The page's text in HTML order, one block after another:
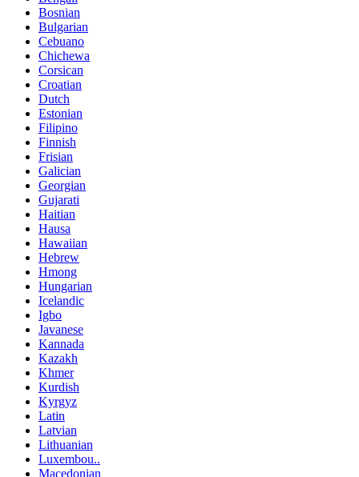
Bosnian
Bulgarian
Cebuano
Chichewa
Corsican
Croatian
Dutch
Estonian
Filipino
Finnish
Frisian
Galician
Georgian
Gujarati
Haitian
Hausa
Hawaiian
Hebrew
Hmong
Hungarian
Icelandic
Igbo
Javanese
Kannada
Kazakh
Khmer
Kurdish
Kyrgyz
Latin
Latvian
Lithuanian
Luxembou..
Macedonian